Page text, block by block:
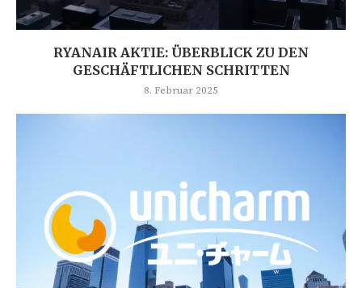
RYANAIR AKTIE: ÜBERBLICK ZU DEN
GESCHÄFTLICHEN SCHRITTEN
8. Februar 2025